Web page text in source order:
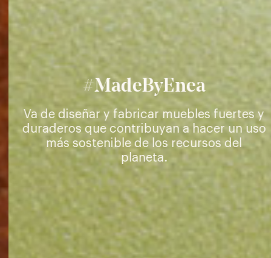
#MadeByEnea
Va de diseñar y fabricar muebles fuertes y
duraderos que contribuyan a hacer un uso
más sostenible de los recursos del
planeta.